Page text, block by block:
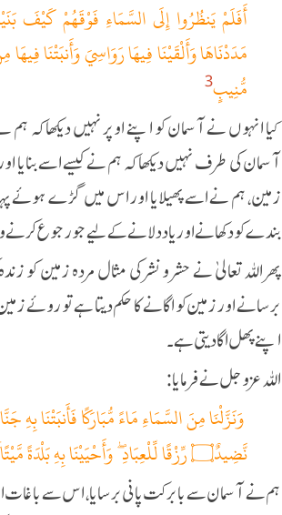
مُّنِيبٍ3
کیا انہوں نے آسمان کو اپنے اوپر نہیں دیکھا کہ ہم
آسمان کی طرف نہیں دیکھا کہ ہم نے کیسے اسے بنایا
زمین، ہم نے اسے پھیلایا اور اس میں گڑے ہوئے
بندے کو دکھانے اور یاد دلانے کے لیے جو رجوع کرنے
پھر اللہ تعالیٰ نے حشر و نشر کی مثال مردہ زمین کو
برسانے اور زمین کو اگانے کا حکم دیتا ہے تو روئے
اپنے پھل اگا دیتی ہے۔
اللہ عزوجل نے فرمایا:
نَّضِيدٌ۝ رِّزْقًا لِّلْعِبَادِ ۖ وَأَحْيَيْنَا بِهِ بَلْدَةً مَّيْتًا ۚ كَذَٰلِكَ الْخُرُوجُ
ہم نے آسمان سے بابرکت پانی برسایا، اس سے باغات